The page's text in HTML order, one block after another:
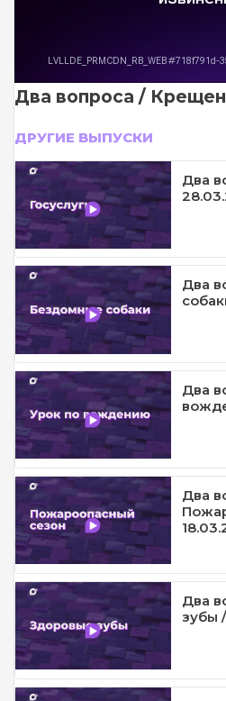
Два вопроса /
ДРУГИЕ ВЫПУСКИ
Два
Два
Два
Два
Два
зубы